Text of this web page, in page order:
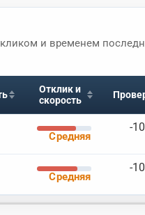
и временем
Отклик и
скорость
Средняя
-
Средняя
-